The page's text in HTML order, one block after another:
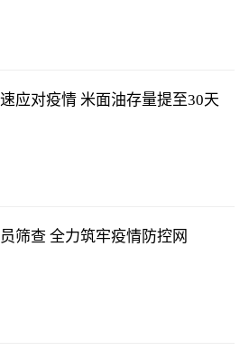
应对疫情 米面油存量提至30天
筛查 全力筑牢疫情防控网